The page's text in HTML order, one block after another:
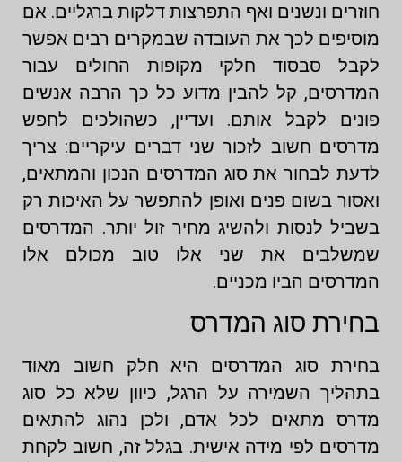
חוזרים ונשנים ואף התפרצות דלקות ברגליים. אם
מוסיפים לכך את העובדה שבמקרים רבים אפשר
לקבל סבסוד חלקי מקופות החולים עבור
המדרסים, קל להבין מדוע כל כך הרבה אנשים
פונים לקבל אותם. ועדיין, כשהולכים לחפש
מדרסים חשוב לזכור שני דברים עיקריים: צריך
לדעת לבחור את סוג המדרסים הנכון והמתאים,
ואסור בשום פנים ואופן להתפשר על האיכות רק
בשביל לנסות ולהשיג מחיר זול יותר. המדרסים
שמשלבים את שני אלו טוב מכולם אלו
המדרסים הביו מכניים.
בחירת סוג המדרס
בחירת סוג המדרסים היא חלק חשוב מאוד
בתהליך השמירה על הרגל, כיוון שלא כל סוג
מדרס מתאים לכל אדם, ולכן נהוג להתאים
מדרסים לפי מידה אישית. בגלל זה, חשוב לקחת